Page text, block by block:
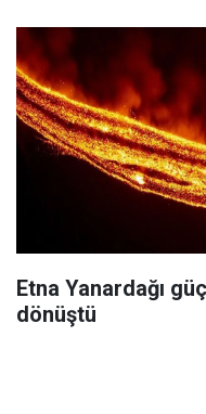
Etna Yanardağı
dönüştü